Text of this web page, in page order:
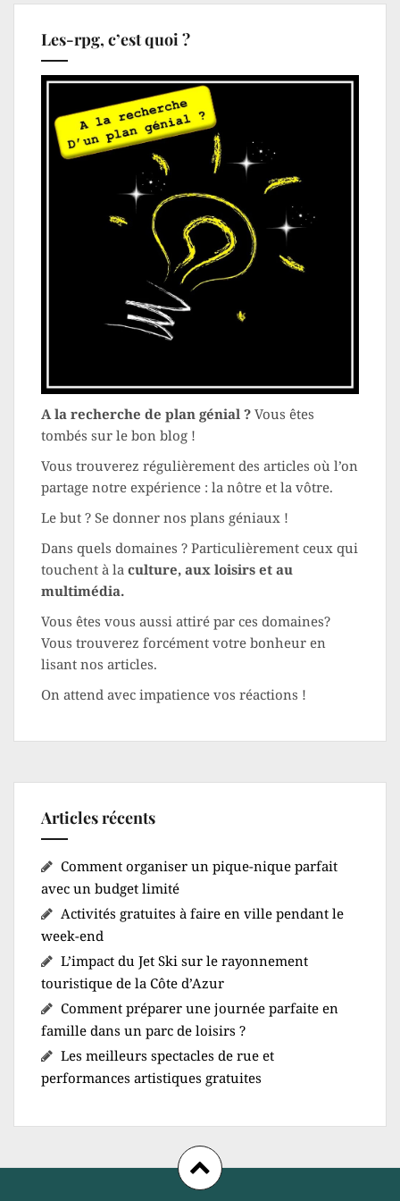
Les-rpg, c’est quoi ?
A la recherche de plan génial ? Vous êtes
tombés sur le bon blog !
Vous trouverez régulièrement des articles où l’on
partage notre expérience : la nôtre et la vôtre.
Le but ? Se donner nos plans géniaux !
Dans quels domaines ? Particulièrement ceux qui
touchent à la culture, aux loisirs et au
multimédia.
Vous êtes vous aussi attiré par ces domaines?
Vous trouverez forcément votre bonheur en
lisant nos articles.
On attend avec impatience vos réactions !
Articles récents
Comment organiser un pique-nique parfait
avec un budget limité
Activités gratuites à faire en ville pendant le
week-end
L’impact du Jet Ski sur le rayonnement
touristique de la Côte d’Azur
Comment préparer une journée parfaite en
famille dans un parc de loisirs ?
Les meilleurs spectacles de rue et
performances artistiques gratuites